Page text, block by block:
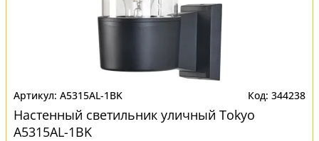
A5315AL-1BK 344238
Настенный светильник уличный Tokyo
A5315AL-1BK